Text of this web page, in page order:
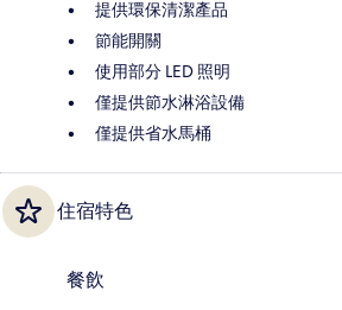
提供環保清潔產品
節能開關
使用部分 LED 照明
僅提供節水淋浴設備
僅提供省水馬桶
住宿特色
餐飲